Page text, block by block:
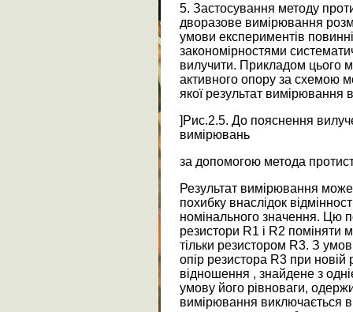
5. Застосування методу
дворазове вимірювання
умови експериментів
закономірностями
вилучити. Прикладом цього
активного опору за схемою
якої результат вимірювання
]Рис.2.5. До пояснення
вимірювань
за допомогою метода
Результат вимірювання
похибку внаслідок
номінального значення. Цю
резистори R1 і R2 поміняти
тільки резистором R3. З
опір резистора R3 при новій
відношення , знайдене з
умову його рівноваги,
вимірювання виключається